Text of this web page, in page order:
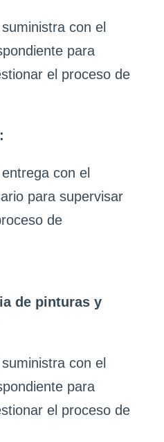
con el
para
el proceso de
con el
para supervisar
de
de pinturas y
con el
para
el proceso de